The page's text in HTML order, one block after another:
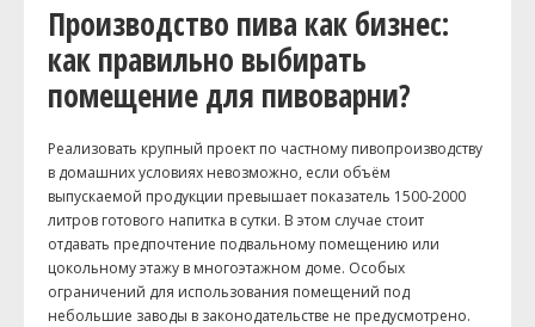
Производство пива как бизнес:
как правильно выбирать
помещение для пивоварни?
Реализовать крупный проект по частному пивопроизводству
в домашних условиях невозможно, если объём
выпускаемой продукции превышает показатель 1500-2000
литров готового напитка в сутки. В этом случае стоит
отдавать предпочтение подвальному помещению или
цокольному этажу в многоэтажном доме. Особых
ограничений для использования помещений под
небольшие заводы в законодательстве не предусмотрено.